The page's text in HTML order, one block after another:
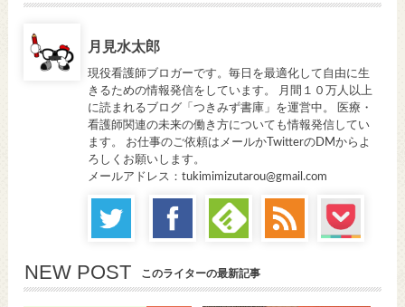
月見水太郎
現役看護師ブロガーです。毎日を最適化して自由に生
きるための情報発信をしています。 月間１０万人以上
に読まれるブログ「つきみず書庫」を運営中。 医療・
看護師関連の未来の働き方についても情報発信してい
ます。 お仕事のご依頼はメールかTwitterのDMからよ
ろしくお願いします。
メールアドレス：tukimimizutarou@gmail.com
NEW POST このライターの最新記事